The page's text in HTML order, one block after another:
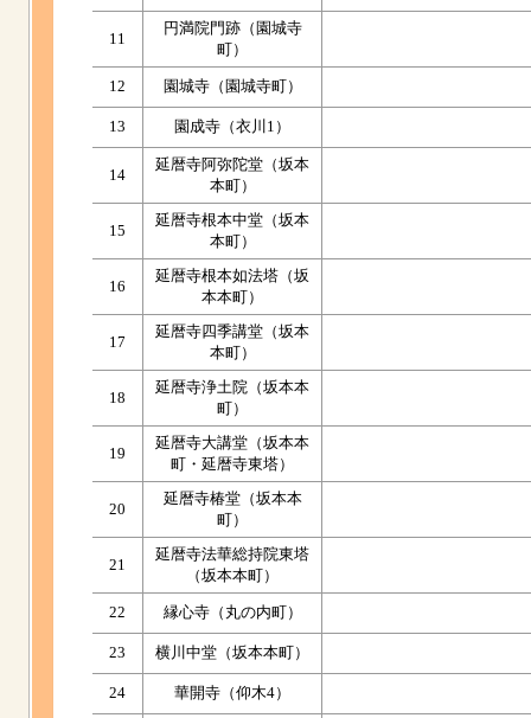
11
円満院門跡（園城寺
町）
12 園城寺（園城寺町）
13 園成寺（衣川1）
14
延暦寺阿弥陀堂（坂本
本町）
15
延暦寺根本中堂（坂本
本町）
16
延暦寺根本如法塔（坂
本本町）
17
延暦寺四季講堂（坂本
本町）
18
延暦寺浄土院（坂本本
町）
19
延暦寺大講堂（坂本本
町・延暦寺東塔）
20
延暦寺椿堂（坂本本
町）
21
延暦寺法華総持院東塔
（坂本本町）
22 縁心寺（丸の内町）
23 横川中堂（坂本本町）
24 華開寺（仰木4）